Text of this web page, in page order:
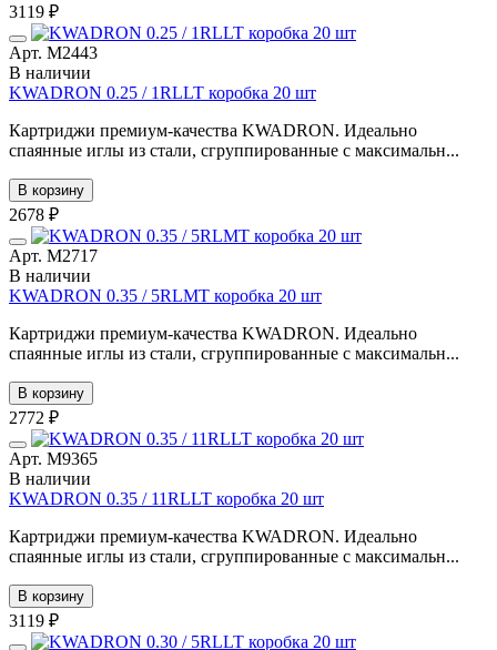
3119 ₽
Арт. М2443
В наличии
KWADRON 0.25 / 1RLLT коробка 20 шт
Картриджи премиум-качества KWADRON. Идеально
спаянные иглы из стали, сгруппированные с максимальн...
В корзину
2678 ₽
Арт. М2717
В наличии
KWADRON 0.35 / 5RLMT коробка 20 шт
Картриджи премиум-качества KWADRON. Идеально
спаянные иглы из стали, сгруппированные с максимальн...
В корзину
2772 ₽
Арт. М9365
В наличии
KWADRON 0.35 / 11RLLT коробка 20 шт
Картриджи премиум-качества KWADRON. Идеально
спаянные иглы из стали, сгруппированные с максимальн...
В корзину
3119 ₽